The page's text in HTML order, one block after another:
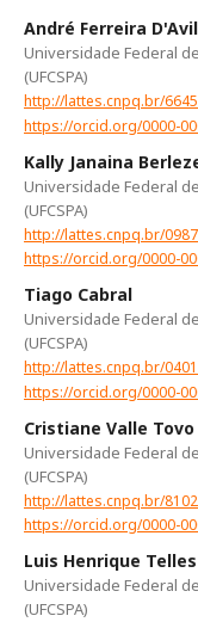
André Ferreira
Universidade Federal
(UFCSPA)
http://lattes.cnpq.br/
https://orcid.org/0000-
Kally Janaina
Universidade Federal
(UFCSPA)
http://lattes.cnpq.br/
https://orcid.org/0000-
Tiago Cabral
Universidade Federal
(UFCSPA)
http://lattes.cnpq.br/
https://orcid.org/0000-
Cristiane Valle Tovo
Universidade Federal
(UFCSPA)
http://lattes.cnpq.br/
https://orcid.org/0000-
Luis Henrique
Universidade Federal
(UFCSPA)